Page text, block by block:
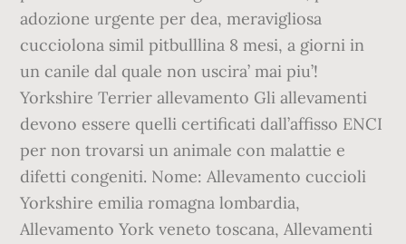
adozione urgente per dea, meravigliosa
cucciolona simil pitbulllina 8 mesi, a giorni in
un canile dal quale non uscira’ mai piu’!
Yorkshire Terrier allevamento Gli allevamenti
devono essere quelli certificati dall’affisso ENCI
per non trovarsi un animale con malattie e
difetti congeniti. Nome: Allevamento cuccioli
Yorkshire emilia romagna lombardia,
Allevamento York veneto toscana, Allevamenti